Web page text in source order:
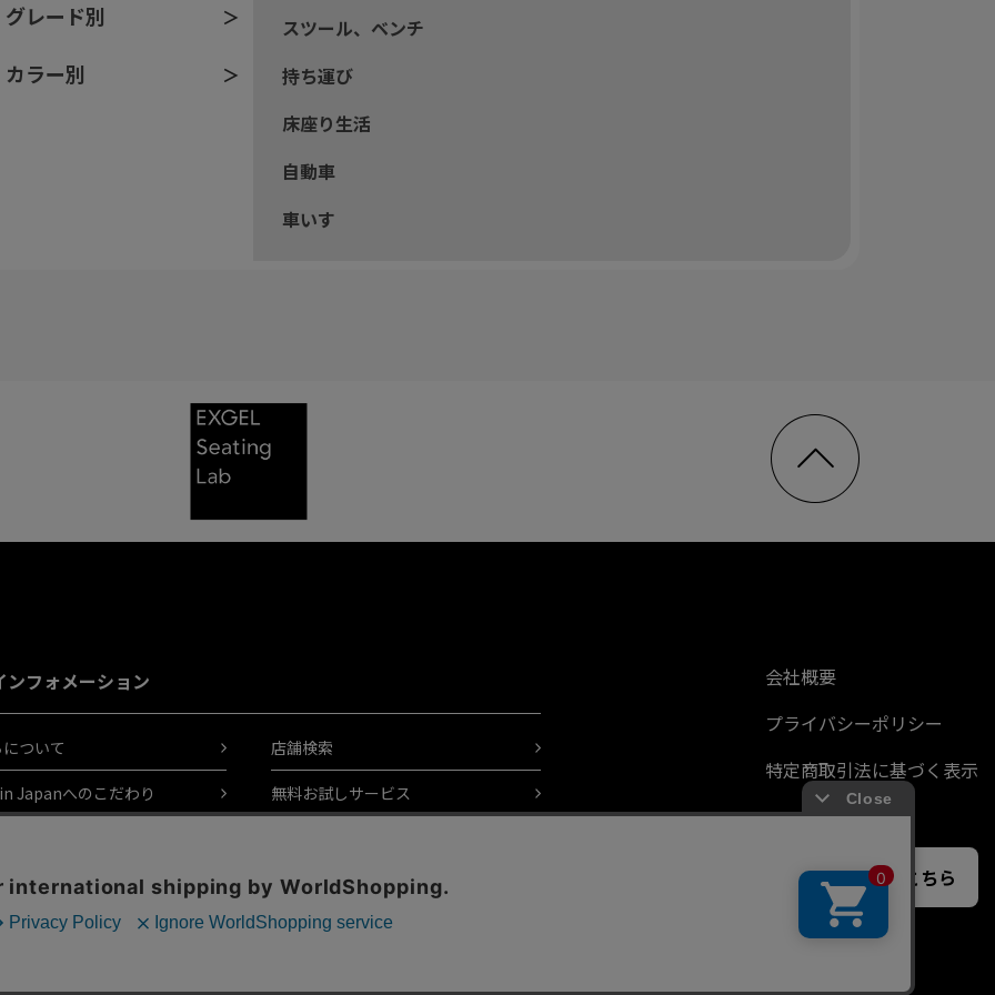
グレード別
カラー別
スツール、ベンチ
持ち運び
床座り生活
自動車
車いす
ンフォメーション
ついて
Japanへのこだわり
ご質問
店舗検索
無料お試しサービス
会社概要
プライバシーポリシー
特定商取引法に基づく表示
メールでのお問い合わせはこちら